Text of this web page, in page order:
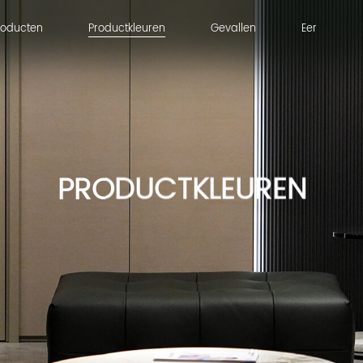
Productkleuren
Gevallen
Gevallen
Eer
PRODUCTKLEUREN